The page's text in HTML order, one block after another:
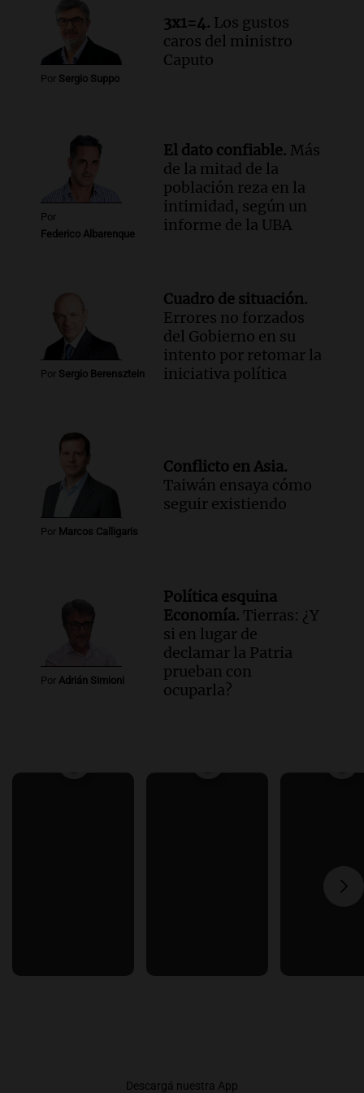
conectividad fronteriza, aérea y digital
con Jujuy
Panorama Federal
Episodios
proteínas
Una mañana para todos
Episodios
Audio.
Investigan un asalto millonario a
la cooperativa Talamochita en Villa
María
Por Sergio Suppo
3x1=4. Los gustos
caros del ministro
Caputo
Por
Federico Albarenque
El dato confiable. Más
de la mitad de la
población reza en la
intimidad, según un
informe de la UBA
Por Sergio Berensztein
Cuadro de situación.
Errores no forzados
del Gobierno en su
intento por retomar la
iniciativa política
Por Marcos Calligaris
Conflicto en Asia.
Taiwán ensaya cómo
seguir existiendo
Por Adrián Simioni
Política esquina
Economía. Tierras: ¿Y
si en lugar de
declamar la Patria
prueban con
ocuparla?
Descargá nuestra App